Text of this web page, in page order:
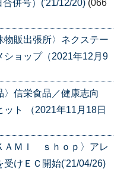
併号）('21/12/20) (066
販出張所〉ネクステー
ショップ（2021年12月9
信栄食品／健康志向
ット （2021年11月18日
ＡＭＩ ｓｈｏｐ〉アレ
受けＥＣ開始('21/04/26)